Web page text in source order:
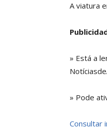
A viatura
» Está a
» Pode
Consultar